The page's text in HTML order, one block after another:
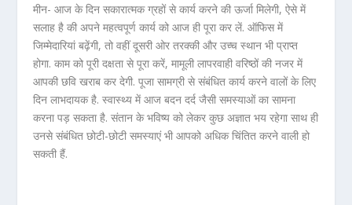
मीन- आज के दिन सकारात्मक ग्रहों से कार्य करने की ऊर्जा मिलेगी, ऐसे में
सलाह है की अपने महत्वपूर्ण कार्य को आज ही पूरा कर लें. ऑफिस में
जिम्मेदारियां बढ़ेंगी, तो वहीं दूसरी ओर तरक्की और उच्च स्थान भी प्राप्त
होगा. काम को पूरी दक्षता से पूरा करें, मामूली लापरवाही वरिष्ठों की नजर में
आपकी छवि खराब कर देगी. पूजा सामग्री से संबंधित कार्य करने वालों के लिए
दिन लाभदायक है. स्वास्थ्य में आज बदन दर्द जैसी समस्याओं का सामना
करना पड़ सकता है. संतान के भविष्य को लेकर कुछ अज्ञात भय रहेगा साथ ही
उनसे संबंधित छोटी-छोटी समस्याएं भी आपको अधिक चिंतित करने वाली हो
सकती हैं.